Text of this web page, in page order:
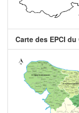
Carte des EPCI